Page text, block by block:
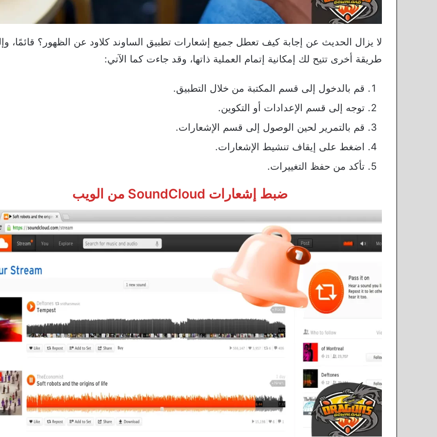
لا يزال الحديث عن إجابة كيف تعطل جميع إشعارات تطبيق الساوند كلاود عن الظهور؟ قائمًا،
طريقة أخرى تتيح لك إمكانية إتمام العملية ذاتها، وقد جاءت كما الآتي:
قم بالدخول إلى قسم المكتبة من خلال التطبيق.
توجه إلى قسم الإعدادات أو التكوين.
قم بالتمرير لحين الوصول إلى قسم الإشعارات.
اضغط على إيقاف تنشيط الإشعارات.
تأكد من حفظ التغييرات.
ضبط إشعارات SoundCloud من الويب